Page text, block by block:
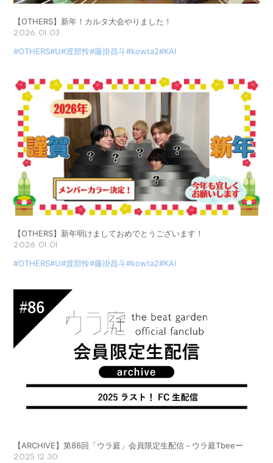
【OTHERS】新年！カルタ大会やりました！
2026.01.03
#OTHERS#U#渡部怜#藤掛昌斗#kowta2#KAI
【OTHERS】新年明けましておめでとうございます！
2026.01.01
#OTHERS#U#渡部怜#藤掛昌斗#kowta2#KAI
【ARCHIVE】第86回「ウラ庭」会員限定生配信－ウラ庭Tbeeー
2025.12.30